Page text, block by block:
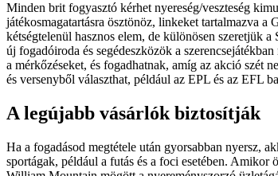
Minden brit fogyasztó kérhet nyereség/veszteség
játékosmagatartásra ösztönöz, linkeket tartalmazva
kétségtelenül hasznos elem, de különösen szeretjük
új fogadóiroda és segédeszközök a
a mérkőzéseket, és fogadhatnak, amíg az akció szét
és versenyből választhat, például az EPL és az EFL
A legújabb vásárlók biztosítják
Ha a fogadásod megtétele után gyorsabban nyersz,
sportágak, például a futás és a foci esetében.